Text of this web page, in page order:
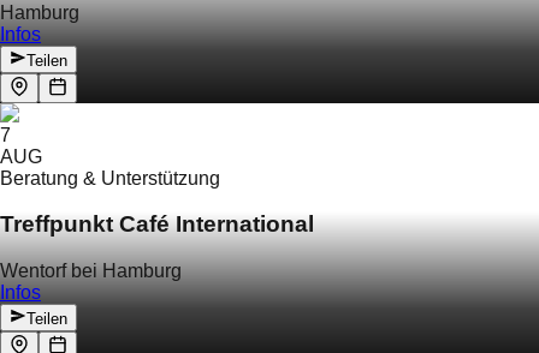
Hamburg
Infos
Teilen
7
AUG
Beratung & Unterstützung
Treffpunkt Café International
Wentorf bei Hamburg
Infos
Teilen